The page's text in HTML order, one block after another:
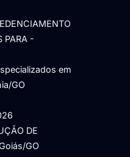
PARA -
em
GO
DE
GO